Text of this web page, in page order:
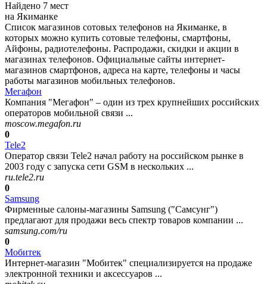
Найдено 7 мест
на Якиманке
Список магазинов сотовых телефонов на Якиманке, в
которых можно купить сотовые телефоны, смартфоны,
Айфоны, радиотелефоны. Распродажи, скидки и акции в
магазинах телефонов. Официальные сайты интернет-
магазинов смартфонов, адреса на карте, телефоны и часы
работы магазинов мобильных телефонов.
Мегафон
Компания "Мегафон" – один из трех крупнейших российских
операторов мобильной связи ...
moscow.megafon.ru
0
Tele2
Оператор связи Tele2 начал работу на российском рынке в
2003 году с запуска сети GSM в нескольких ...
ru.tele2.ru
0
Samsung
Фирменные салоны-магазины Samsung ("Самсунг")
предлагают для продажи весь спектр товаров компании ...
samsung.com/ru
0
Мобитек
Интернет-магазин "Мобитек" специализируется на продаже
электронной техники и аксессуаров ...